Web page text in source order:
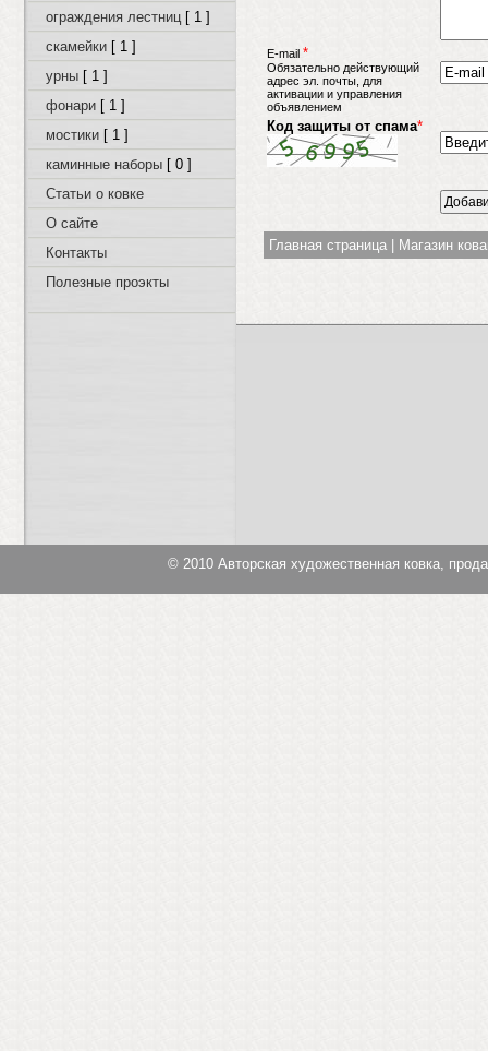
ограждения лестниц [ 1 ]
скамейки [ 1 ]
урны [ 1 ]
фонари [ 1 ]
мостики [ 1 ]
каминные наборы [ 0 ]
Статьи о ковке
О сайте
Контакты
Полезные проэкты
E-mail *
Обязательно действующий
адрес эл. почты, для
активации и управления
объявлением
Код защиты от спама*
Главная страница Магазин
© 2010Авторская художественная ковка,